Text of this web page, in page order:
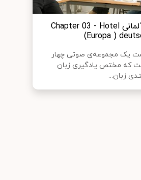
آموزش آلمانی Chapter 03 - Hotel
Europa )
یک مجموعه‌ی صوتی چهار
که مختص یادگیری زبان
زبان...